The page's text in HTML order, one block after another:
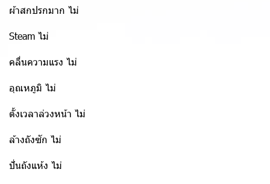
ผ้าสกปรกมาก ไม่
Steam ไม่
คลื่นความแรง ไม่
อุณหภูมิ ไม่
ตั้งเวลาล่วงหน้า ไม่
ล้างถังซัก ไม่
ปั่นถังแห้ง ไม่